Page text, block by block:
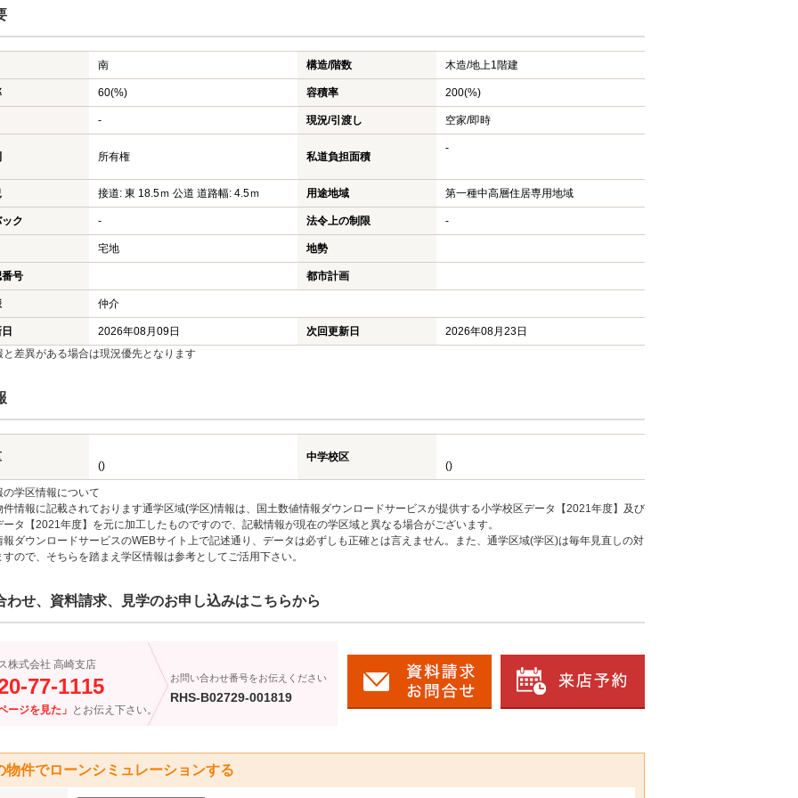
南 構造/階数 木造/地上1階建
60(%) 容積率 200(%)
- 現況/引渡し 空家/即時
所有権 私道負担面積
-
接道: 東 18.5ｍ 公道 道路幅: 4.5ｍ 用途地域 第一種中高層住居専用地域
ク - 法令上の制限 -
宅地 地勢
号 都市計画
仲介
2026年08月09日 次回更新日
2026年08月23日
差異がある場合は現況優先となります
()
中学校区
()
学区情報について
件情報に記載されております通学区域(学区)情報は、国土数値情報ダウンロードサービスが提供する小学校区データ【2021年度】及び
ータ【2021年度】を元に加工したものですので、記載情報が現在の学区域と異なる場合がございます。
報ダウンロードサービスのWEBサイト上で記述通り、データは必ずしも正確とは言えません。また、通学区域(学区)は毎年見直しの対
ので、そちらを踏まえ学区情報は参考としてご活用下さい。
わせ、資料請求、見学のお申し込みはこちらから
株式会社 高崎支店
77-1115
ージを見た」 とお伝え下さい。
お問い合わせ番号をお伝えください
RHS-B02729-001819
物件でローンシミュレーションする